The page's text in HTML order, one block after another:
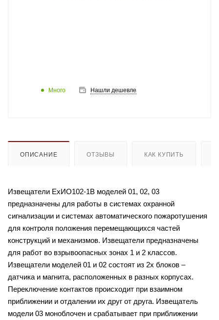
Много Нашли дешевле
ОПИСАНИЕ ОТЗЫВЫ КАК КУПИТЬ
Извещатели ЕхИО102-1В моделей 01, 02, 03
предназначены для работы в системах охранной
сигнализации и системах автоматического пожаротушения
для контроля положения перемещающихся частей
конструкций и механизмов. Извещатели предназначены
для работ во взрывоопасных зонах 1 и 2 классов.
Извещатели моделей 01 и 02 состоят из 2х блоков –
датчика и магнита, расположенных в разных корпусах.
Переключение контактов происходит при взаимном
приближении и отдалении их друг от друга. Извещатель
модели 03 моноблочен и срабатывает при приближении